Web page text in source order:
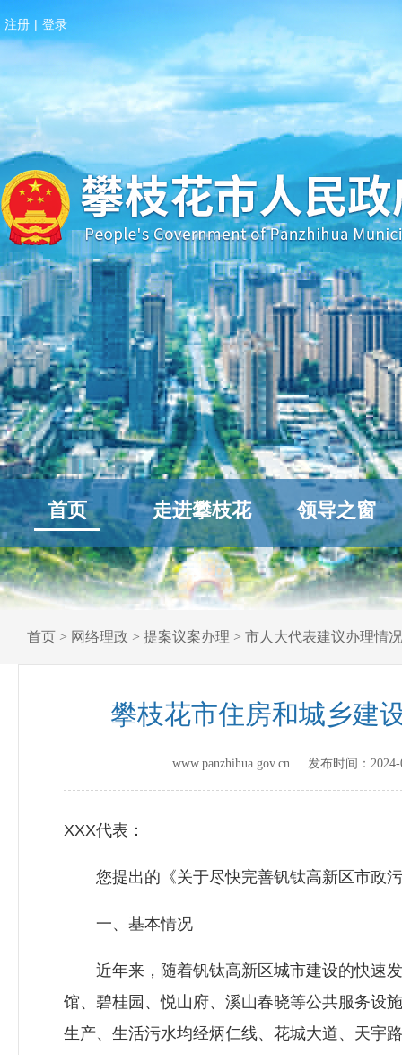
注册 | 登录
首页 走进攀枝花 领导之窗
首页 > 网络理政 > 提案议案办理 > 市人大代表建议办理情况
攀枝花市住房和城乡建
www.panzhihua.gov.cn 发布时间：
XXX代表：
您提出的《关于尽快完善钒钛高新区市政污
一、基本情况
近年来，随着钒钛高新区城市建设的快速发
馆、碧桂园、悦山府、溪山春晓等公共服务设
生产、生活污水均经炳仁线、花城大道、天宇